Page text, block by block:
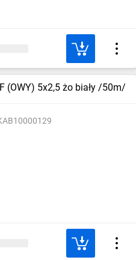
(OWY) 5x2,5 żo biały /50m/